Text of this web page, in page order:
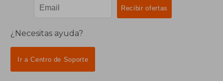
¿Necesitas ayuda?
Ir a Centro de Soporte